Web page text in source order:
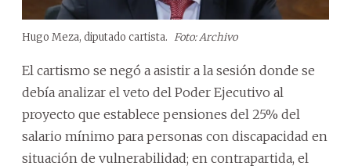
Hugo Meza, diputado cartista. Foto: Archivo
El cartismo se negó a asistir a la sesión donde se
debía analizar el veto del Poder Ejecutivo al
proyecto que establece pensiones del 25% del
salario mínimo para personas con discapacidad en
situación de vulnerabilidad; en contrapartida, el